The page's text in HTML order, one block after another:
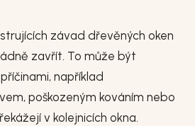
závad dřevěných oken
zavřít. To může být
například
poškozeným kováním nebo
v kolejnicích okna.